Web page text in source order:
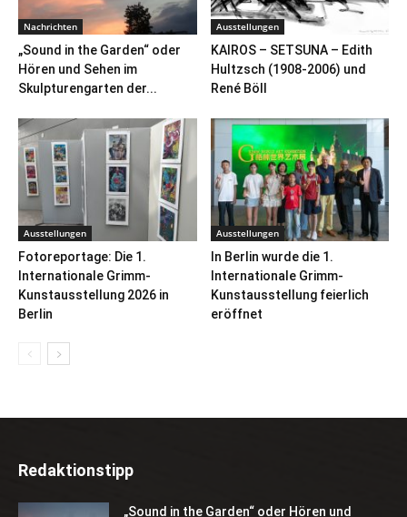
Nachrichten
„Sound in the Garden“ oder
Hören und Sehen im
Skulpturengarten der...
Ausstellungen
KAIROS – SETSUNA – Edith
Hultzsch (1908-2006) und
René Böll
Ausstellungen
Fotoreportage: Die 1.
Internationale Grimm-
Kunstausstellung 2026 in
Berlin
Ausstellungen
In Berlin wurde die 1.
Internationale Grimm-
Kunstausstellung feierlich
eröffnet
Redaktionstipp
„Sound in the Garden“ oder Hören und